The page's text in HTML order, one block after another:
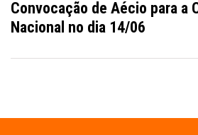
Convocação de Aécio para a
Nacional no dia 14/06